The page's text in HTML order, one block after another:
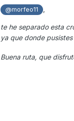
@morfeo11
te he separado esta
ya que donde
Buena ruta, que